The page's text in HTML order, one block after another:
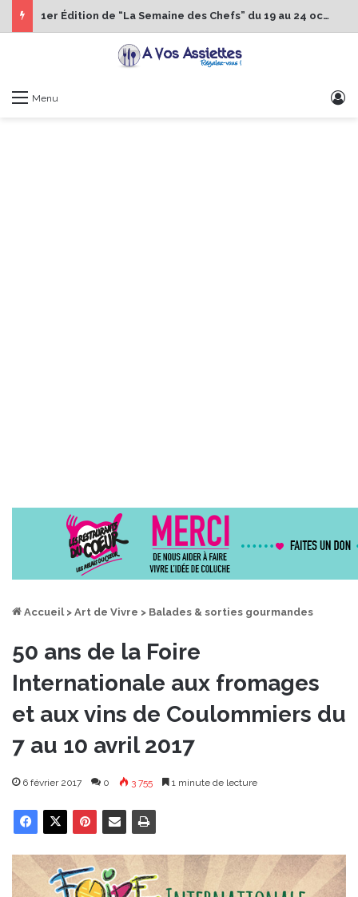
1er Édition de “La Semaine des Chefs” du 19 au 24 octobre 2026
Menu
Accueil > Art de Vivre > Balades & sorties gourmandes
50 ans de la Foire
Internationale aux fromages
et aux vins de Coulommiers du
7 au 10 avril 2017
6 février 2017 0 3 755 1 minute de lecture